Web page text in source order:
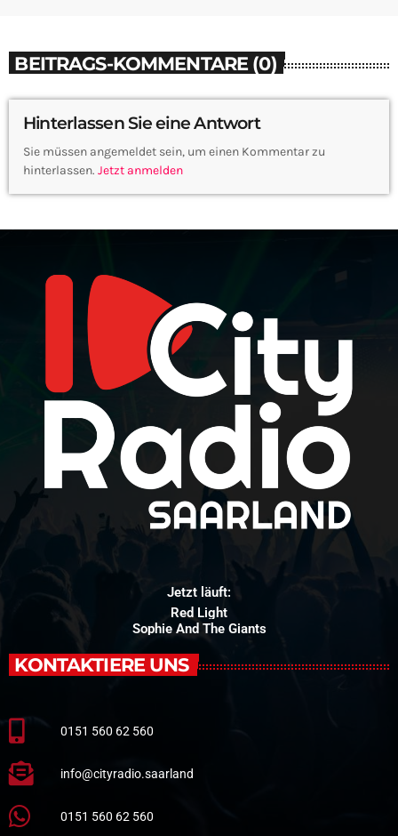
BEITRAGS-KOMMENTARE (0)
Hinterlassen Sie eine Antwort
Sie müssen angemeldet sein, um einen Kommentar zu
hinterlassen. Jetzt anmelden
Jetzt läuft:
Red Light
Sophie And The Giants
KONTAKTIERE UNS
0151 560 62 560
info@cityradio.saarland
0151 560 62 560